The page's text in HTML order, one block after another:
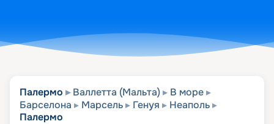
Палермо Валлетта (Мальта)
В море
Барселона
Марсель Генуя
Неаполь
Палермо